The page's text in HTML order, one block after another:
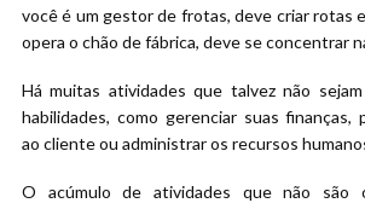
você é um gestor de frotas, deve criar rotas
opera o chão de fábrica, deve se concentrar
Há muitas atividades que talvez não
habilidades, como gerenciar suas finanças,
ao cliente ou administrar os recursos
O acúmulo de atividades que não são